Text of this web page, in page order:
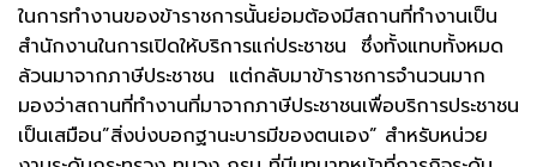
ในการทำงานของข้าราชการนั้นย่อมต้องมีสถานที่ทำงานเป็น
สำนักงานในการเปิดให้บริการแก่ประชาชน ซึ่งทั้งแทบทั้งหมด
ล้วนมาจากภาษีประชาชน แต่กลับมาข้าราชการจำนวนมาก
มองว่าสถานที่ทำงานที่มาจากภาษีประชาชนเพื่อบริการประชาชน
เป็นเสมือน”สิ่งบ่งบอกฐานะบารมีของตนเอง” สำหรับหน่วย